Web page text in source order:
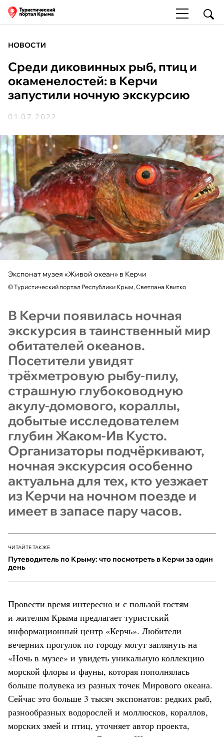
НОВОСТИ
Среди диковинных рыб, птиц и
окаменелостей: в Керчи
запустили ночную экскурсию
01.07.2022
Экспонат музея «Живой океан» в Керчи
©Туристический портал Республики Крым, Светлана Квитко
В Керчи появилась ночная
экскурсия в таинственный мир
обитателей океанов.
Посетители увидят
трёхметровую рыбу-пилу,
страшную глубоководную
акулу-домового, кораллы,
добытые исследователем
глубин Жаком-Ив Кусто.
Организаторы подчёркивают,
ночная экскурсия особенно
актуальна для тех, кто уезжает
из Керчи на ночном поезде и
имеет в запасе пару часов.
ЧИТАЙТЕ ТАКЖЕ
Путеводитель по Крыму: что посмотреть в Керчи за один
день
Провести время интересно и с пользой гостям
и жителям Крыма предлагает туристский
информационный центр «Керчь». Любители
вечерних прогулок по городу могут заглянуть на
«Ночь в музее» и увидеть уникальную коллекцию
морской флоры и фауны, которая пополнялась
больше полувека из разных точек Мирового океана.
Сейчас это больше 3 тысяч экспонатов: редких рыб,
разнообразных водорослей и моллюсков, кораллов,
морских змей и птиц, уточняет автор проекта,